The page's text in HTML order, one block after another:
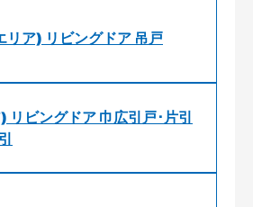
ア) リビングドア 吊戸
ビングドア 巾広引戸･片引